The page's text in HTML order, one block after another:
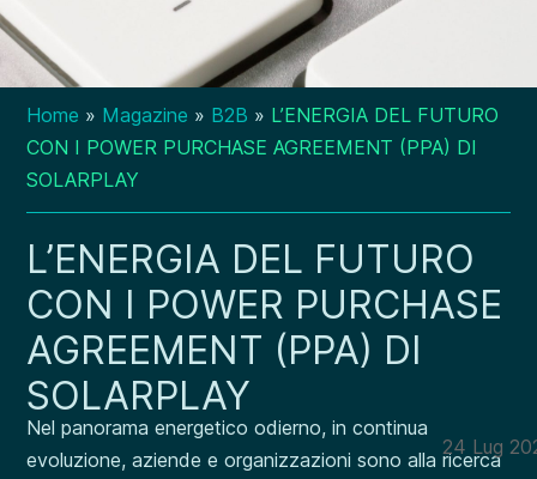
Home » Magazine » B2B » L’ENERGIA DEL FUTURO
CON I POWER PURCHASE AGREEMENT (PPA) DI
SOLARPLAY
L’ENERGIA DEL FUTURO
CON I POWER PURCHASE
AGREEMENT (PPA) DI
SOLARPLAY
24 Lug
Nel panorama energetico odierno, in continua
evoluzione, aziende e organizzazioni sono alla ricerca